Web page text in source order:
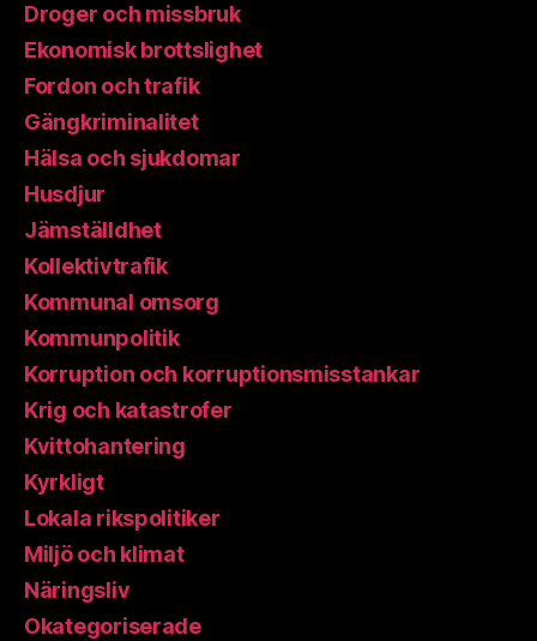
Droger och missbruk
Ekonomisk brottslighet
Fordon och trafik
Gängkriminalitet
Hälsa och sjukdomar
Husdjur
Jämställdhet
Kollektivtrafik
Kommunal omsorg
Kommunpolitik
Korruption och korruptionsmisstankar
Krig och katastrofer
Kvittohantering
Kyrkligt
Lokala rikspolitiker
Miljö och klimat
Näringsliv
Okategoriserade